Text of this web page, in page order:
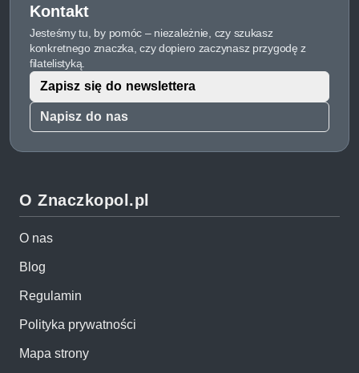
Kontakt
Jesteśmy tu, by pomóc – niezależnie, czy szukasz
konkretnego znaczka, czy dopiero zaczynasz przygodę z
filatelistyką.
Napisz do nas
Zapisz się do newslettera
O Znaczkopol.pl
O nas
Blog
Regulamin
Polityka prywatności
Mapa strony